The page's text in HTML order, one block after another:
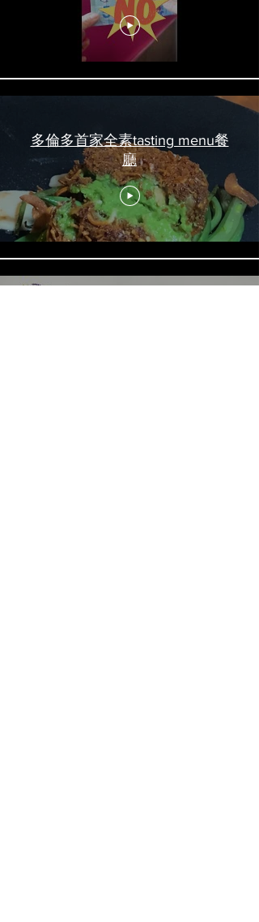
吃喝玩乐 #多伦多美食
#torontofood
多倫多首家全素tasting menu餐
廳